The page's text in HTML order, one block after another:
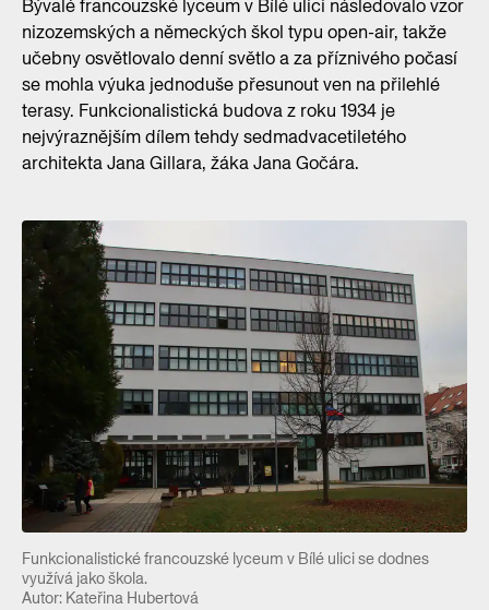
Bývalé francouzské lyceum v Bílé ulici následovalo vzor
nizozemských a německých škol typu open-air, takže
učebny osvětlovalo denní světlo a za příznivého počasí
se mohla výuka jednoduše přesunout ven na přilehlé
terasy. Funkcionalistická budova z roku 1934 je
nejvýraznějším dílem tehdy sedmadvacetiletého
architekta Jana Gillara, žáka Jana Gočára.
Funkcionalistické francouzské lyceum v Bílé ulici se dodnes
využívá jako škola.
Autor: Kateřina Hubertová